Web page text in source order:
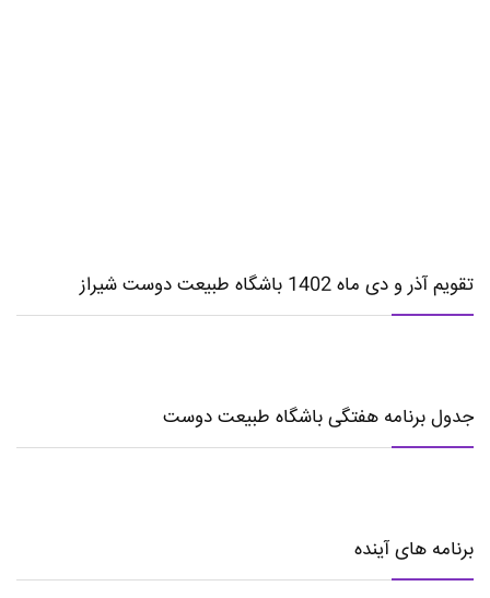
تقویم آذر و دی ماه 1402 باشگاه طبیعت دوست شیراز
جدول برنامه هفتگی باشگاه طبیعت دوست
برنامه های آینده